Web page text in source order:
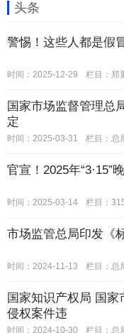
头条
警惕！这些人都是假
时间：2025-12-29 栏目： 郑
国家市场监督管理总
定
时间：2025-03-31 栏目： 总
官宣！2025年“3·15”
时间：2025-03-14 栏目：
市场监管总局印发《
时间：2024-11-13 栏目： 总
国家知识产权局 国
侵权案件违
时间：2024-10-30 栏目： 总